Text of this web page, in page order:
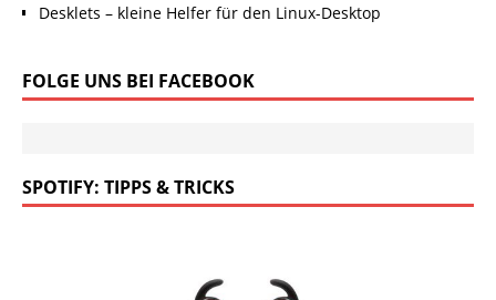
Desklets – kleine Helfer für den Linux-Desktop
FOLGE UNS BEI FACEBOOK
SPOTIFY: TIPPS & TRICKS